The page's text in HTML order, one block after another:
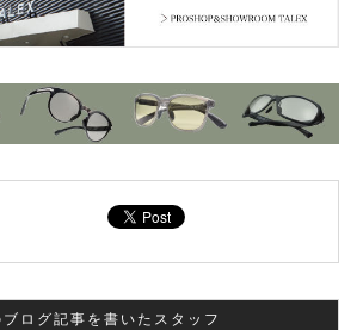
ブログ記事を書いたスタッフ